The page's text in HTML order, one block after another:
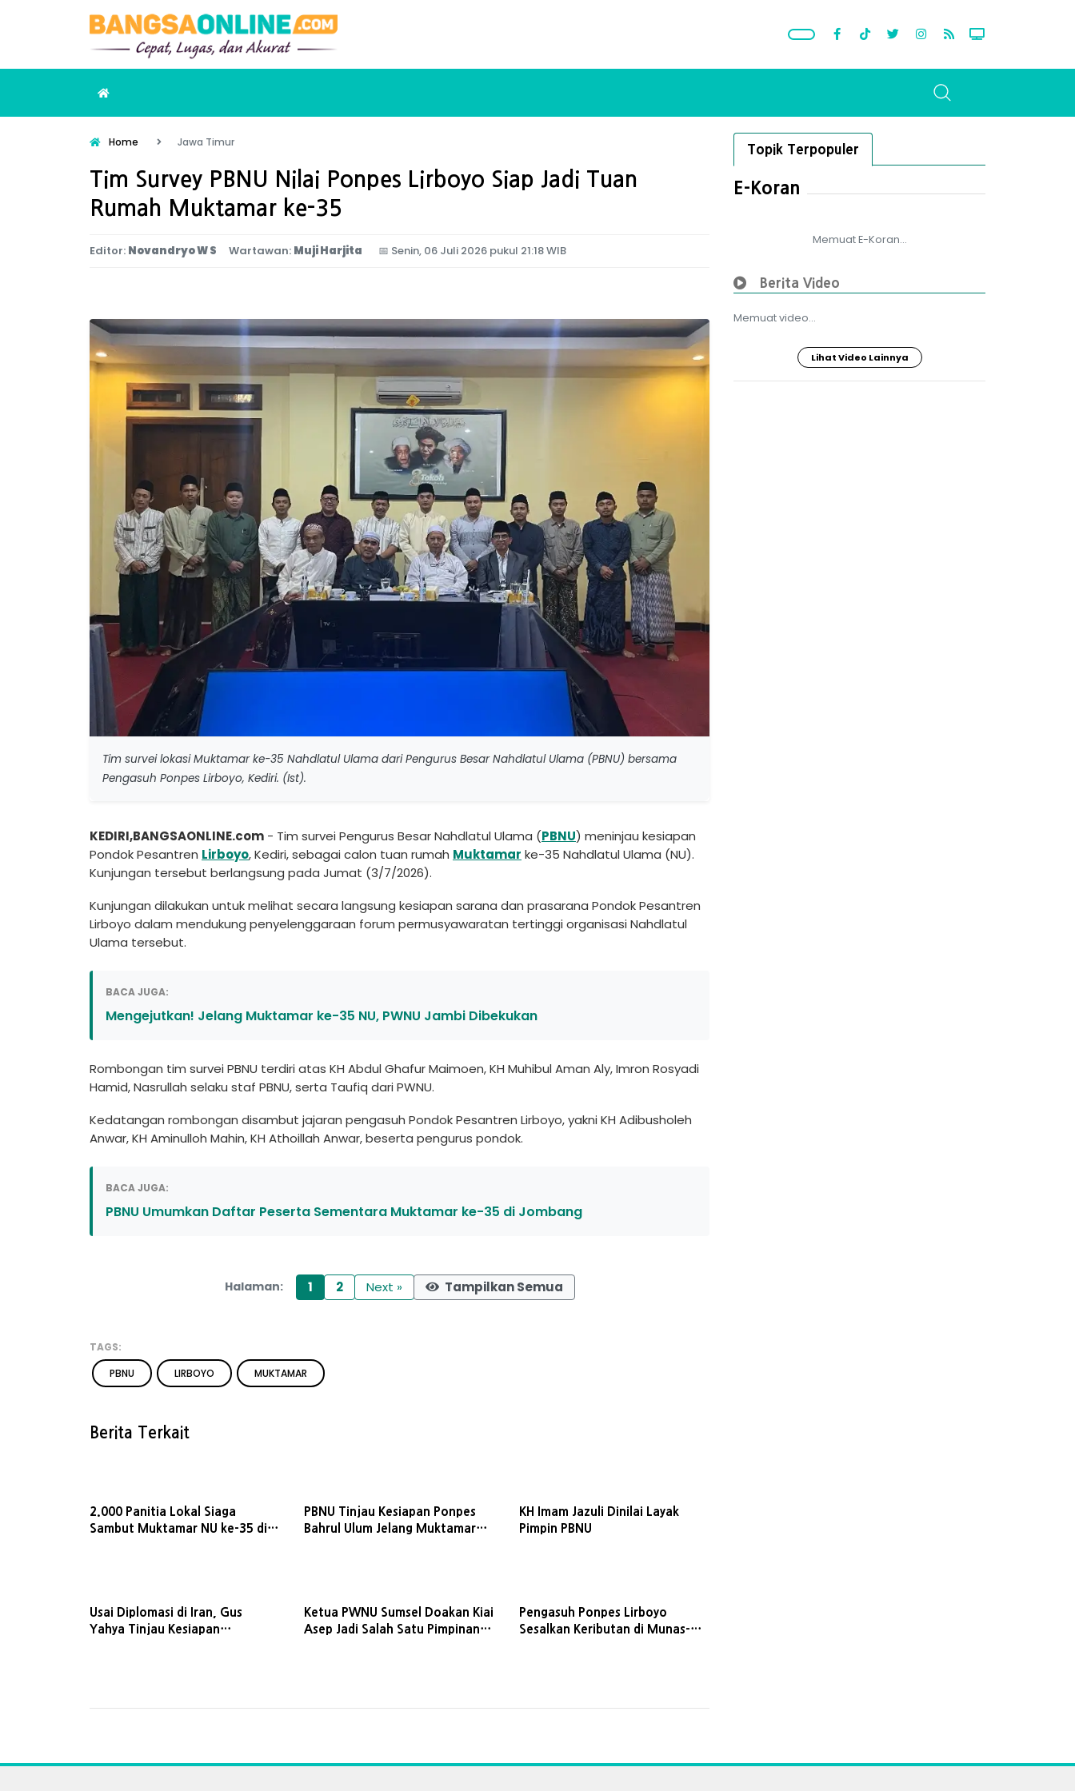
Home Jawa Timur
Tim Survey PBNU Nilai Ponpes Lirboyo Siap Jadi Tuan
Rumah Muktamar ke-35
Editor: Novandryo W S Wartawan: Muji Harjita 📅 Senin, 06 Juli 2026 pukul 21:18 WIB
Tim survei lokasi Muktamar ke-35 Nahdlatul Ulama dari Pengurus Besar Nahdlatul Ulama (PBNU) bersama
Pengasuh Ponpes Lirboyo, Kediri. (Ist).
KEDIRI,BANGSAONLINE.com - Tim survei Pengurus Besar Nahdlatul Ulama (PBNU) meninjau kesiapan
Pondok Pesantren Lirboyo, Kediri, sebagai calon tuan rumah Muktamar ke-35 Nahdlatul Ulama (NU).
Kunjungan tersebut berlangsung pada Jumat (3/7/2026).
Kunjungan dilakukan untuk melihat secara langsung kesiapan sarana dan prasarana Pondok Pesantren
Lirboyo dalam mendukung penyelenggaraan forum permusyawaratan tertinggi organisasi Nahdlatul
Ulama tersebut.
BACA JUGA:
Mengejutkan! Jelang Muktamar ke-35 NU, PWNU Jambi Dibekukan
Rombongan tim survei PBNU terdiri atas KH Abdul Ghafur Maimoen, KH Muhibul Aman Aly, Imron Rosyadi
Hamid, Nasrullah selaku staf PBNU, serta Taufiq dari PWNU.
Kedatangan rombongan disambut jajaran pengasuh Pondok Pesantren Lirboyo, yakni KH Adibusholeh
Anwar, KH Aminulloh Mahin, KH Athoillah Anwar, beserta pengurus pondok.
BACA JUGA:
PBNU Umumkan Daftar Peserta Sementara Muktamar ke-35 di Jombang
Halaman: 1 2 Next » Tampilkan Semua
TAGS:
PBNU
LIRBOYO MUKTAMAR
Berita Terkait
2.000 Panitia Lokal Siaga
Sambut Muktamar NU ke-35 di
PBNU Tinjau Kesiapan Ponpes
Bahrul Ulum Jelang Muktamar
KH Imam Jazuli Dinilai Layak
Pimpin PBNU
Usai Diplomasi di Iran, Gus
Yahya Tinjau Kesiapan
Ketua PWNU Sumsel Doakan Kiai
Asep Jadi Salah Satu Pimpinan
Pengasuh Ponpes Lirboyo
Sesalkan Keributan di Munas-
Topik Terpopuler
E-Koran
Memuat E-Koran...
Berita Video
Memuat video...
Lihat Video Lainnya